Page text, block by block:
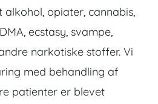
opiater, cannabis,
ecstasy, svampe,
narkotiske stoffer. Vi
med behandling af
patienter er blevet